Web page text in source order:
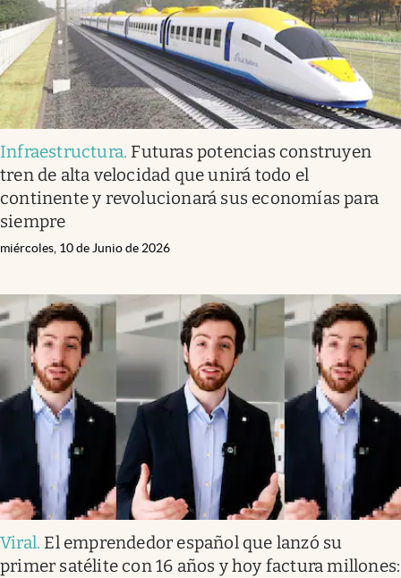
Infraestructura. Futuras potencias construyen
tren de alta velocidad que unirá todo el
continente y revolucionará sus economías para
siempre
miércoles, 10 de Junio de 2026
Viral. El emprendedor español que lanzó su
primer satélite con 16 años y hoy factura millones: